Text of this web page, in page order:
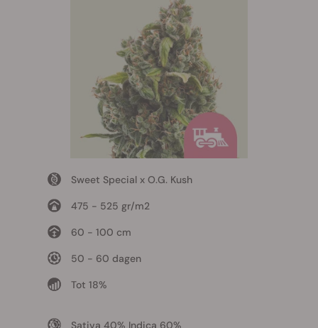
Sweet Special x O.G. Kush
475 - 525 gr/m2
60 - 100 cm
50 - 60 dagen
Tot 18%
Sativa 40% Indica 60%